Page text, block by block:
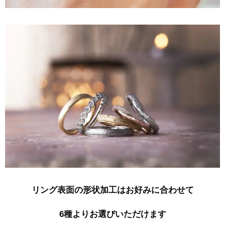
リング表面の形状加工はお好みに合わせて
6種よりお選びいただけます